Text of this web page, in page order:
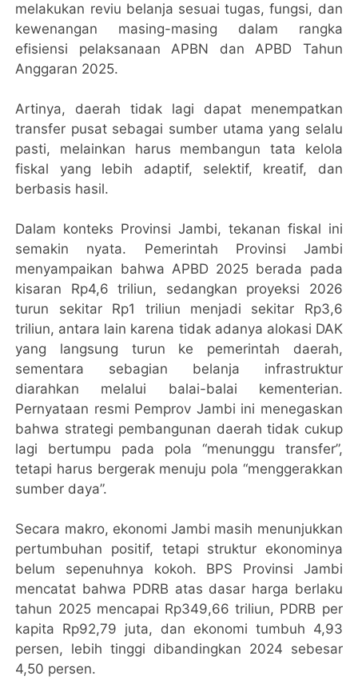
melakukan reviu belanja sesuai tugas, fungsi, dan
kewenangan masing-masing dalam rangka
efisiensi pelaksanaan APBN dan APBD Tahun
Anggaran 2025.
Artinya, daerah tidak lagi dapat menempatkan
transfer pusat sebagai sumber utama yang selalu
pasti, melainkan harus membangun tata kelola
fiskal yang lebih adaptif, selektif, kreatif, dan
berbasis hasil.
Dalam konteks Provinsi Jambi, tekanan fiskal ini
semakin nyata. Pemerintah Provinsi Jambi
menyampaikan bahwa APBD 2025 berada pada
kisaran Rp4,6 triliun, sedangkan proyeksi 2026
turun sekitar Rp1 triliun menjadi sekitar Rp3,6
triliun, antara lain karena tidak adanya alokasi DAK
yang langsung turun ke pemerintah daerah,
sementara sebagian belanja infrastruktur
diarahkan melalui balai-balai kementerian.
Pernyataan resmi Pemprov Jambi ini menegaskan
bahwa strategi pembangunan daerah tidak cukup
lagi bertumpu pada pola “menunggu transfer”,
tetapi harus bergerak menuju pola “menggerakkan
sumber daya”.
Secara makro, ekonomi Jambi masih menunjukkan
pertumbuhan positif, tetapi struktur ekonominya
belum sepenuhnya kokoh. BPS Provinsi Jambi
mencatat bahwa PDRB atas dasar harga berlaku
tahun 2025 mencapai Rp349,66 triliun, PDRB per
kapita Rp92,79 juta, dan ekonomi tumbuh 4,93
persen, lebih tinggi dibandingkan 2024 sebesar
4,50 persen.